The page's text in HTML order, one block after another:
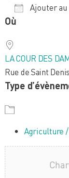
Ajouter
Où
LA COUR DES
Rue de Saint
Type
Agriculture